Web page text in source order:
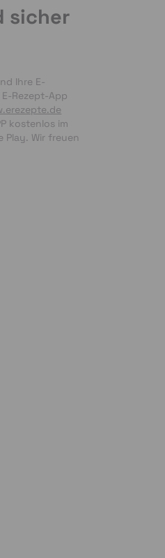
sicher
Ihre E-
Rezept-App
kostenlos im
Play. Wir freuen